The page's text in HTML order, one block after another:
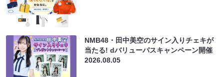
NMB48・田中美空のサイン入りチェキが
当たる! dバリューパスキャンペーン開催
2026.08.05